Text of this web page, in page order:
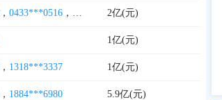
， 0433***0516 ， 1359***5533
2亿(元)
1亿(元)
， 1318***3337 1亿(元)
， 1884***6980 5.9亿(元)